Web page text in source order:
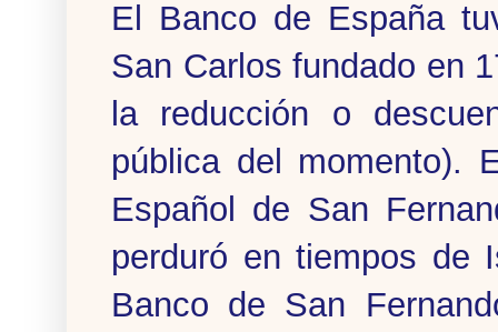
El Banco de España
San Carlos fundado en
la reducción o
pública del momento).
Español de San
perduró en tiempos de
Banco de San